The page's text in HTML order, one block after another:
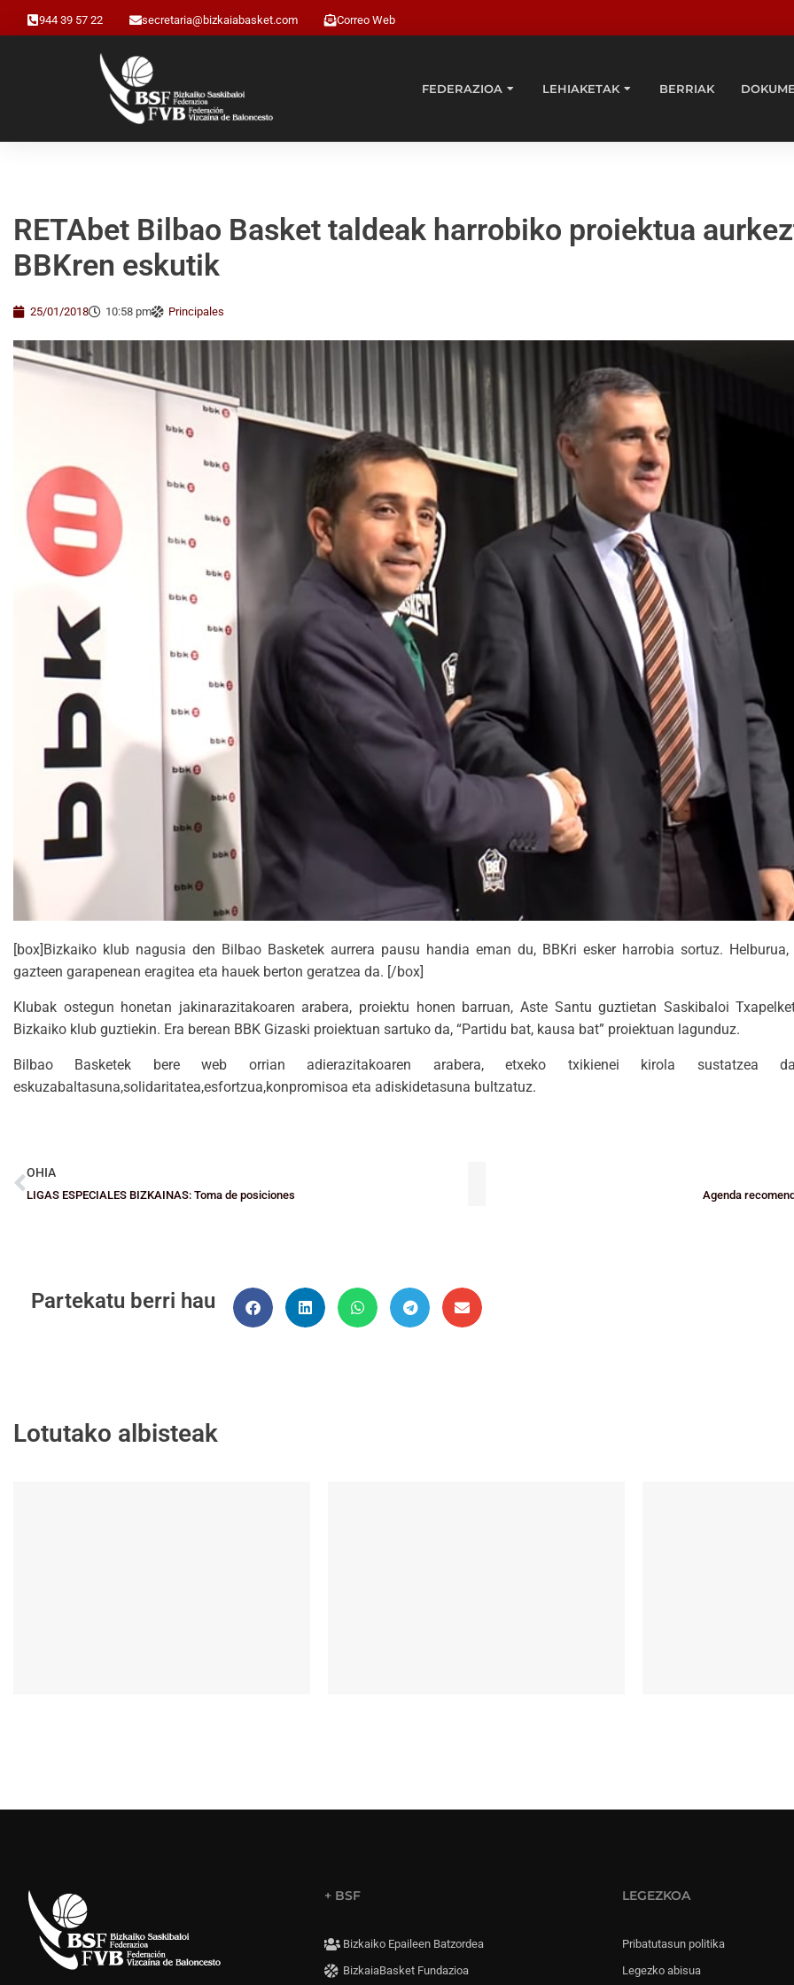
944 39 57 22 secretaria@bizkaiabasket.com Correo Web
FEDERAZIOA LEHIAKETAK BERRIAK
RETAbet Bilbao Basket taldeak harrobiko proiektua
BBKren eskutik
25/01/2018 10:58 pm Principales
[box]Bizkaiko klub nagusia den Bilbao Basketek aurrera pausu handia eman du, BBKri esker harrobia sortuz.
gazteen garapenean eragitea eta hauek berton geratzea da. [/box]
Klubak ostegun honetan jakinarazitakoaren arabera, proiektu honen barruan, Aste Santu guztietan Saskibaloi
Bizkaiko klub guztiekin. Era berean BBK Gizaski proiektuan sartuko da, “Partidu bat, kausa bat” proiektuan lagunduz.
Bilbao Basketek bere web orrian adierazitakoaren arabera, etxeko txikienei kirola sustatzea
eskuzabaltasuna,solidaritatea,esfortzua,konpromisoa eta adiskidetasuna bultzatuz.
OHIA
LIGAS ESPECIALES BIZKAINAS: Toma de posiciones Agenda
Partekatu berri hau
Lotutako albisteak
+ BSF
Bizkaiko Epaileen Batzordea
BizkaiaBasket Fundazioa
LEGEZKOA
Pribatutasun politika
Legezko abisua